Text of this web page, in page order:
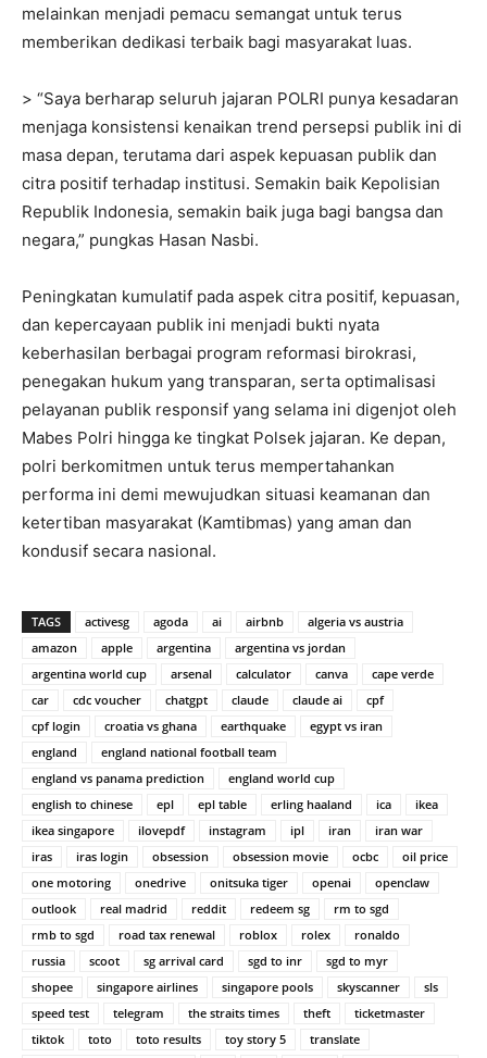
melainkan menjadi pemacu semangat untuk terus
memberikan dedikasi terbaik bagi masyarakat luas.
> “Saya berharap seluruh jajaran POLRI punya kesadaran
menjaga konsistensi kenaikan trend persepsi publik ini di
masa depan, terutama dari aspek kepuasan publik dan
citra positif terhadap institusi. Semakin baik Kepolisian
Republik Indonesia, semakin baik juga bagi bangsa dan
negara,” pungkas Hasan Nasbi.
Peningkatan kumulatif pada aspek citra positif, kepuasan,
dan kepercayaan publik ini menjadi bukti nyata
keberhasilan berbagai program reformasi birokrasi,
penegakan hukum yang transparan, serta optimalisasi
pelayanan publik responsif yang selama ini digenjot oleh
Mabes Polri hingga ke tingkat Polsek jajaran. Ke depan,
polri berkomitmen untuk terus mempertahankan
performa ini demi mewujudkan situasi keamanan dan
ketertiban masyarakat (Kamtibmas) yang aman dan
kondusif secara nasional.
TAGS activesg agoda ai airbnb
algeria vs austria
amazon
apple argentina
argentina vs jordan
argentina world cup
arsenal calculator canva
cape verde
car
cdc voucher chatgpt claude claude ai
cpf
cpf login
croatia vs ghana earthquake
egypt vs iran
england
england national football team
england vs panama prediction
england world cup
english to chinese
epl epl table erling haaland ica
ikea
ikea singapore
ilovepdf instagram ipl iran
iran war
iras
iras login obsession obsession movie ocbc
oil price
one motoring
onedrive onitsuka tiger openai
openclaw
outlook
real madrid reddit redeem sg
rm to sgd
rmb to sgd
road tax renewal roblox rolex
ronaldo
russia
scoot sg arrival card sgd to inr
sgd to myr
shopee
singapore airlines singapore pools skyscanner
sls
speed test
telegram the straits times theft
ticketmaster
tiktok
toto toto results toy story 5
translate